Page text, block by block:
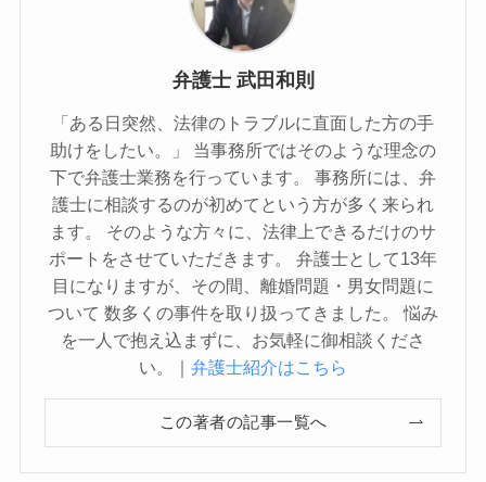
弁護士 武田和則
「ある日突然、法律のトラブルに直面した方の手
助けをしたい。」 当事務所ではそのような理念の
下で弁護士業務を行っています。 事務所には、弁
護士に相談するのが初めてという方が多く来られ
ます。 そのような方々に、法律上できるだけのサ
ポートをさせていただきます。 弁護士として13年
目になりますが、その間、離婚問題・男女問題に
ついて 数多くの事件を取り扱ってきました。 悩み
を一人で抱え込まずに、お気軽に御相談くださ
い。｜ 弁護士紹介はこちら
この著者の記事一覧へ